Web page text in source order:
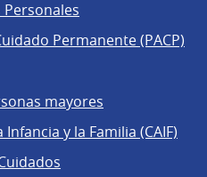
Permanente (PACP)
mayores
y la Familia (CAIF)